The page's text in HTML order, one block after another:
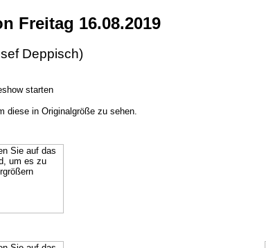
Freitag 16.08.2019
Deppisch)
diese in Originalgröße zu sehen.